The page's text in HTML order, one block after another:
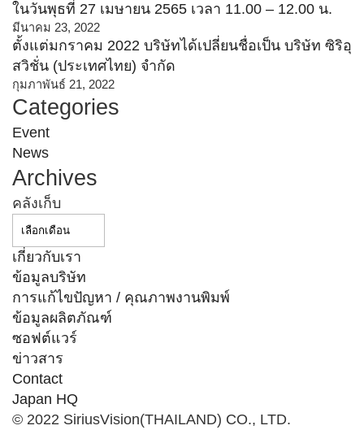
ในวันพุธที่ 27 เมษายน 2565 เวลา 11.00 – 12.00 น.
มีนาคม 23, 2022
ตั้งแต่มกราคม 2022 บริษัทได้เปลี่ยนชื่อเป็น บริษัท ซิริอุ
สวิชั่น (ประเทศไทย) จำกัด
กุมภาพันธ์ 21, 2022
Categories
Event
News
Archives
คลังเก็บ
เกี่ยวกับเรา
ข้อมูลบริษัท
การแก้ไขปัญหา / คุณภาพงานพิมพ์
ข้อมูลผลิตภัณฑ์
ซอฟต์แวร์
ข่าวสาร
Contact
Japan HQ
© 2022 SiriusVision(THAILAND) CO., LTD.